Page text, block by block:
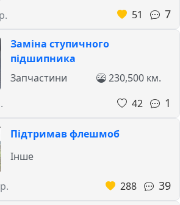
51 7
Заміна ступичного
підшипника
Запчастини
230,500 км.
42
1
Підтримав флешмоб
Інше
288 39